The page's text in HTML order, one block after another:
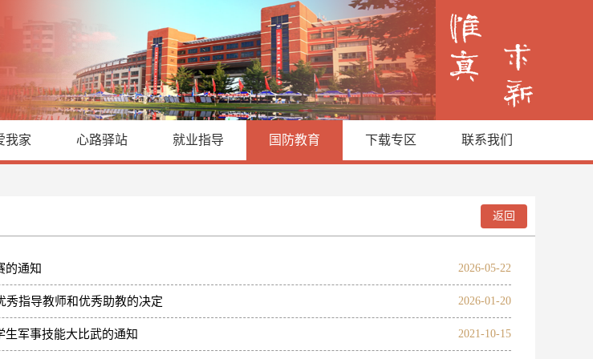
我家 心路驿站 就业指导 国防教育 下载专区 联系我们
返回
的通知 2026-05-22
秀指导教师和优秀助教的决定 2026-01-20
生军事技能大比武的通知 2021-10-15